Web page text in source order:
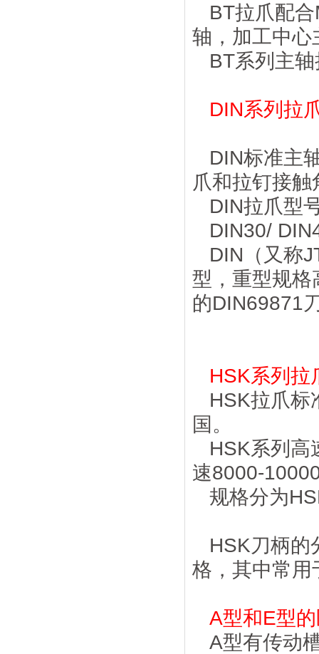
BT拉爪配
轴，加工中心
BT系列主
DIN系列拉
DIN标准主
爪和拉钉接
DIN拉爪型
DIN30/
DIN（又称
型，重型规格
的DIN69871
HSK系列拉
HSK拉爪标
国。
HSK系列高
速8000-
规格分为
HSK刀柄的
格，其中常用
A型和E型
A型有传动